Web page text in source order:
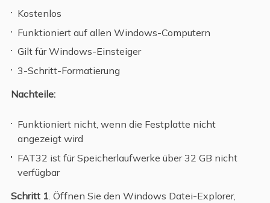
Kostenlos
Funktioniert auf allen Windows-Computern
Gilt für Windows-Einsteiger
3-Schritt-Formatierung
Nachteile:
Funktioniert nicht, wenn die Festplatte nicht
angezeigt wird
FAT32 ist für Speicherlaufwerke über 32 GB nicht
verfügbar
Schritt 1 . Öffnen Sie den Windows Datei-Explorer,